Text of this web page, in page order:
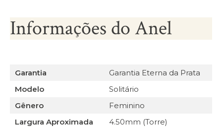
Informações do Anel
Garantia
Garantia Eterna da Prata
Modelo
Solitário
Gênero
Feminino
Largura Aproximada
4.50mm (Torre)